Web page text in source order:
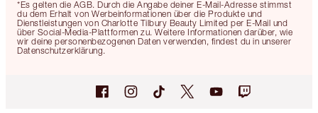
*Es gelten die AGB. Durch die Angabe deiner E-Mail-Adresse stimmst
du dem Erhalt von Werbeinformationen über die Produkte und
Dienstleistungen von Charlotte Tilbury Beauty Limited per E-Mail und
über Social-Media-Plattformen zu. Weitere Informationen darüber, wie
wir deine personenbezogenen Daten verwenden, findest du in unserer
Datenschutzerklärung.